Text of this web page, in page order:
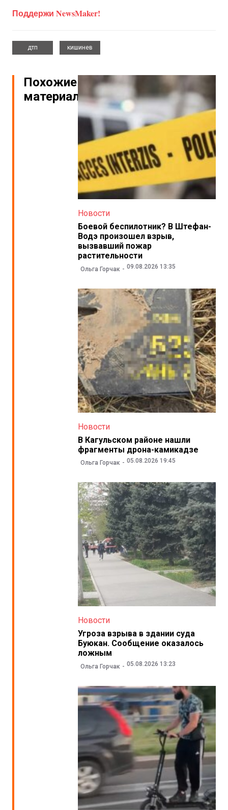
Поддержи NewsMaker!
дтп
кишинев
Похожие
материалы
Новости
Боевой беспилотник? В Штефан-
Водэ произошел взрыв,
вызвавший пожар
растительности
Ольга Горчак 09.08.2026 13:35
Новости
В Кагульском районе нашли
фрагменты дрона-камикадзе
Ольга Горчак 05.08.2026 19:45
Новости
Угроза взрыва в здании суда
Буюкан. Сообщение оказалось
ложным
Ольга Горчак 05.08.2026 13:23